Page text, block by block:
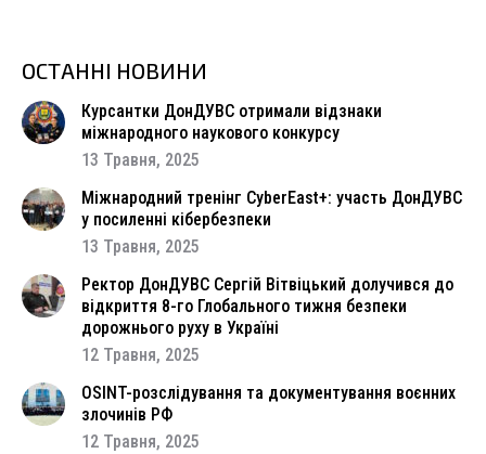
ОСТАННІ НОВИНИ
Курсантки ДонДУВС отримали відзнаки
міжнародного наукового конкурсу
13 Травня, 2025
Міжнародний тренінг CyberEast+: участь ДонДУВС
у посиленні кібербезпеки
13 Травня, 2025
Ректор ДонДУВС Сергій Вітвіцький долучився до
відкриття 8-го Глобального тижня безпеки
дорожнього руху в Україні
12 Травня, 2025
OSINT-розслідування та документування воєнних
злочинів РФ
12 Травня, 2025